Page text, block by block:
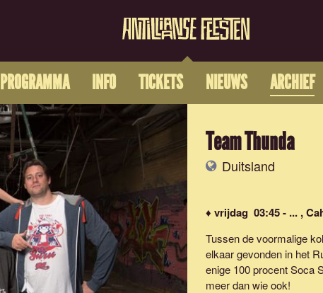
PROGRAMMA INFO TICKETS NIEUWS ARCHIEF
Team Thunda
Duitsland
♦ vrijdag 03:45 - ... ,
Tussen de voormalige
elkaar gevonden in het
enige 100 procent Soca
meer dan wie ook!